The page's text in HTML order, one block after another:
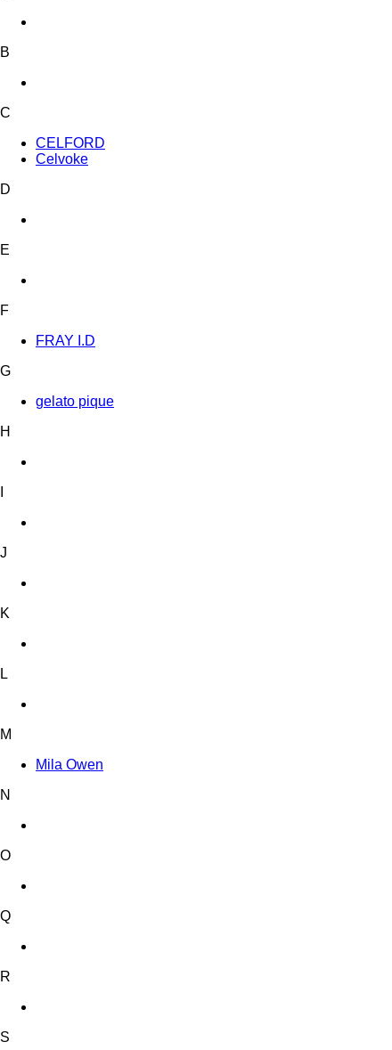
B
C
CELFORD
Celvoke
D
E
F
FRAY I.D
G
gelato pique
H
J
K
L
M
Mila Owen
N
O
Q
R
S